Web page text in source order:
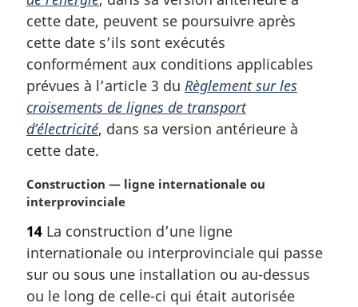
l
:
cette date, peuvent se poursuivre après
cette date s’ils sont exécutés
conformément aux conditions applicables
prévues à l’article 3 du Règlement sur les
croisements de lignes de transport
d’électricité, dans sa version antérieure à
cette date.
N
o
e
m
a
r
Construction — ligne internationale ou
interprovinciale
14 La construction d’une ligne
internationale ou interprovinciale qui passe
sur ou sous une installation ou au-dessus
ou le long de celle-ci qui était autorisée